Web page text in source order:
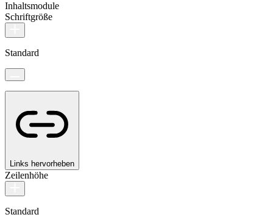
Inhaltsmodule
Schriftgröße
Standard
Links hervorheben
Zeilenhöhe
Standard